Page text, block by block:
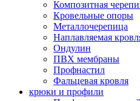
Композитная
Кровельные опоры
Металлочерепица
Наплавляемая
Ондулин
ПВХ мембраны
Профнастил
Фальцевая кровля
крюки и профили